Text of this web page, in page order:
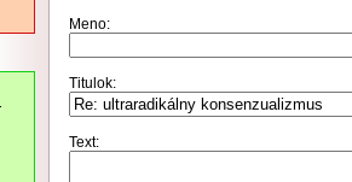
Meno:
Titulok:
Text: